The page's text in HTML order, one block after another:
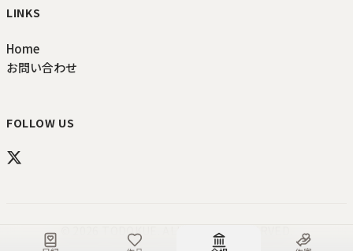
LINKS
Home
お問い合わせ
FOLLOW US
TODOKUE . ALL RIGHTS RESERVED.